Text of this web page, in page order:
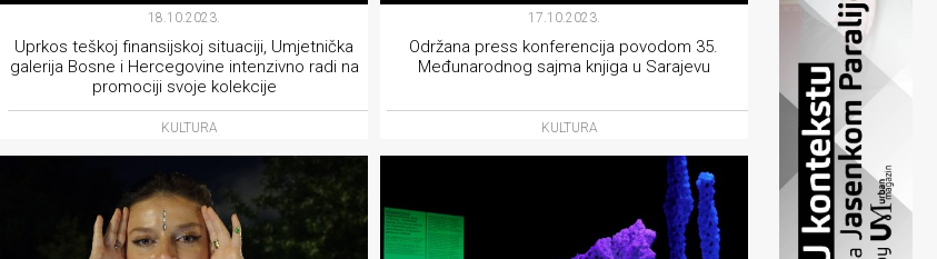
18.10.2023.
Uprkos teškoj finansijskoj situaciji, Umjetnička
galerija Bosne i Hercegovine intenzivno radi na
promociji svoje kolekcije
KULTURA
17.10.2023.
Održana press konferencija povodom 35.
Međunarodnog sajma knjiga u Sarajevu
KULTURA